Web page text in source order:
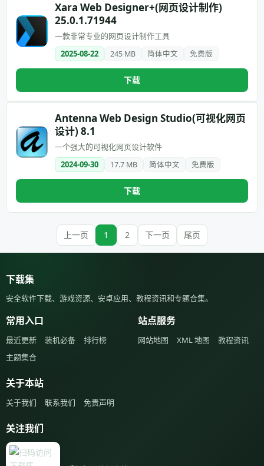
Xara Web Designer+(网页设计制作)
25.0.1.71944
一款非常专业的网页设计制作工具
2025-08-22
245 MB 简体中文 免费版
下载
Antenna Web Design Studio(可视化网页
设计) 8.1
一个强大的可视化网页设计软件
2024-09-30
17.7 MB 简体中文 免费版
下载
上一页 1 2 下一页 尾页
下载集
安全软件下载、游戏资源、安卓应用、教程资讯和专题合集。
常用入口
最近更新 装机必备
排行榜
主题集合
站点服务
网站地图 XML 地图 教程资讯
关于本站
关于我们 联系我们 免责声明
关注我们